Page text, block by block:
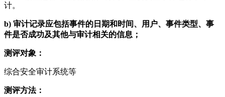
计。
b) 审计记录应包括事件的日期和时间、用户、事件类型、事
件是否成功及其他与审计相关的信息；
测评对象：
综合安全审计系统等
测评方法：